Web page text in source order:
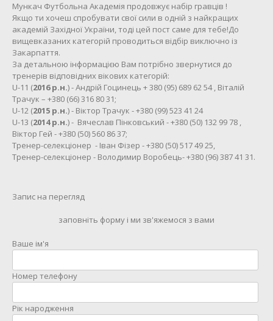
Мункач Футбольна Академія продовжує набір гравців !
Якщо ти хочеш спробувати свої сили в одній з найкращих
академій Західної України, тоді цей пост саме для тебе!До
вищевказаних категорій проводиться відбір виключно із
Закарпаття.
За детальною інформацією Вам потрібно звернутися до
тренерів відповідних вікових категорій:
U-11 (2016 р.н.) - Андрій Гоцинець + 380 (95) 689 62 54 , Віталій
Трачук – +380 (66) 316 80 31;
U-12 (2015 р.н.) - Віктор Трачук - +380 (99) 523 41 24
U-13 (2014 р.н.) - Вячеслав Пінковський - +380 (50) 132 99 78 ,
Віктор Гей - +380 (50) 560 86 37;
Тренер-селекціонер - Іван Фізер - +380 (50) 517 49 25,
Тренер-селекціонер - Володимир Воробець- +380 (96) 387 41 31.
Запис на перегляд
заповніть форму і ми зв'яжемося з вами
Ваше ім'я
Номер телефону
Рік народження